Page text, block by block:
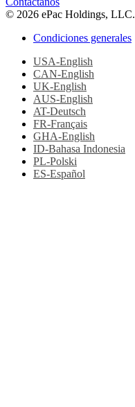
© 2026 ePac Holdings, LLC.
Condiciones generales
USA-English
CAN-English
UK-English
AUS-English
AT-Deutsch
FR-Français
GHA-English
ID-Bahasa Indonesia
PL-Polski
ES-Español